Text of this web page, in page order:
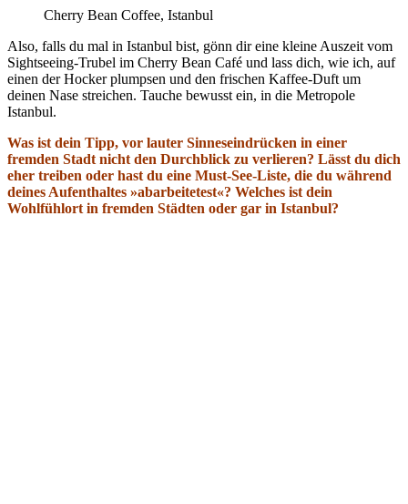
Cherry Bean Coffee, Istanbul
Also, falls du mal in Istanbul bist, gönn dir eine kleine Auszeit vom
Sightseeing-Trubel im Cherry Bean Café und lass dich, wie ich, auf
einen der Hocker plumpsen und den frischen Kaffee-Duft um
deinen Nase streichen. Tauche bewusst ein, in die Metropole
Istanbul.
Was ist dein Tipp, vor lauter Sinneseindrücken in einer
fremden Stadt nicht den Durchblick zu verlieren? Lässt du dich
eher treiben oder hast du eine Must-See-Liste, die du während
deines Aufenthaltes »abarbeitetest«? Welches ist dein
Wohlfühlort in fremden Städten oder gar in Istanbul?